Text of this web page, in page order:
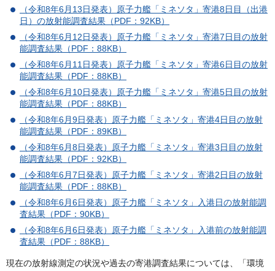
（令和8年6月13日発表）原子力艦「ミネソタ」寄港8日目（出港
日）の放射能調査結果（PDF：92KB）
（令和8年6月12日発表）原子力艦「ミネソタ」寄港7日目の放射
能調査結果（PDF：88KB）
（令和8年6月11日発表）原子力艦「ミネソタ」寄港6日目の放射
能調査結果（PDF：88KB）
（令和8年6月10日発表）原子力艦「ミネソタ」寄港5日目の放射
能調査結果（PDF：88KB）
（令和8年6月9日発表）原子力艦「ミネソタ」寄港4日目の放射
能調査結果（PDF：89KB）
（令和8年6月8日発表）原子力艦「ミネソタ」寄港3日目の放射
能調査結果（PDF：92KB）
（令和8年6月7日発表）原子力艦「ミネソタ」寄港2日目の放射
能調査結果（PDF：88KB）
（令和8年6月6日発表）原子力艦「ミネソタ」入港日の放射能調
査結果（PDF：90KB）
（令和8年6月6日発表）原子力艦「ミネソタ」入港前の放射能調
査結果（PDF：88KB）
現在の放射線測定の状況や過去の寄港調査結果については、「環境